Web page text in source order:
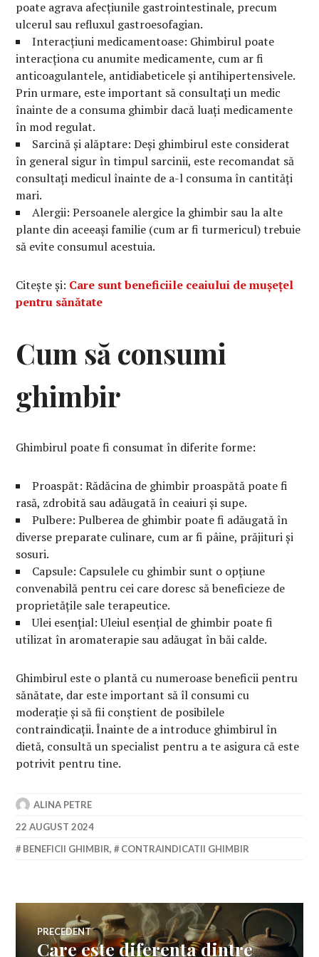
poate agrava afecțiunile gastrointestinale, precum
ulcerul sau refluxul gastroesofagian.
Interacțiuni medicamentoase: Ghimbirul poate
interacționa cu anumite medicamente, cum ar fi
anticoagulantele, antidiabeticele și antihipertensivele.
Prin urmare, este important să consultați un medic
înainte de a consuma ghimbir dacă luați medicamente
în mod regulat.
Sarcină și alăptare: Deși ghimbirul este considerat
în general sigur în timpul sarcinii, este recomandat să
consultați medicul înainte de a-l consuma în cantități
mari.
Alergii: Persoanele alergice la ghimbir sau la alte
plante din aceeași familie (cum ar fi turmericul) trebuie
să evite consumul acestuia.
Citește și: Care sunt beneficiile ceaiului de mușețel
pentru sănătate
Cum să consumi
ghimbir
Ghimbirul poate fi consumat în diferite forme:
Proaspăt: Rădăcina de ghimbir proaspătă poate fi
rasă, zdrobită sau adăugată în ceaiuri și supe.
Pulbere: Pulberea de ghimbir poate fi adăugată în
diverse preparate culinare, cum ar fi pâine, prăjituri și
sosuri.
Capsule: Capsulele cu ghimbir sunt o opțiune
convenabilă pentru cei care doresc să beneficieze de
proprietățile sale terapeutice.
Ulei esențial: Uleiul esențial de ghimbir poate fi
utilizat în aromaterapie sau adăugat în băi calde.
Ghimbirul este o plantă cu numeroase beneficii pentru
sănătate, dar este important să îl consumi cu
moderație și să fii conștient de posibilele
contraindicații. Înainte de a introduce ghimbirul în
dietă, consultă un specialist pentru a te asigura că este
potrivit pentru tine.
ALINA PETRE
22 AUGUST 2024
BENEFICII GHIMBIR, CONTRAINDICATII GHIMBIR
Navigare
PRECEDENT
Articolul
Care este diferența dintre